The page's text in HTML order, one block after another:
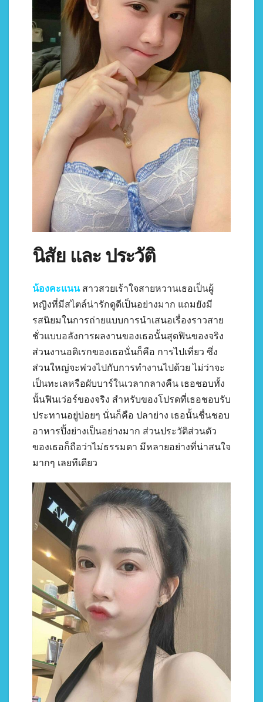
นิสัย และ ประวัติ
น้องคะแนนสาวสวยเร้าใจสายหวานเธอเป็นผู้
หญิงที่มีสไตล์น่ารักดูดีเป็นอย่างมาก แถมยังมี
รสนิยมในการถ่ายแบบการนำเสนอเรื่องราวสาย
ชั่วแบบอลังการผลงานของเธอนั้นสุดฟินของจริง
ส่วนงานอดิเรกของเธอนั่นก็คือ การไปเที่ยว ซึ่ง
ส่วนใหญ่จะพ่วงไปกับการทำงานไปด้วย ไม่ว่าจะ
เป็นทะเลหรือผับบาร์ในเวลากลางคืน เธอชอบทั้ง
นั้นฟินเว่อร์ของจริง สำหรับของโปรดที่เธอชอบรับ
ประทานอยู่บ่อยๆ นั่นก็คือ ปลาย่าง เธอนั้นชื่นชอบ
อาหารปิ้งย่างเป็นอย่างมาก ส่วนประวัติส่วนตัว
ของเธอก็ถือว่าไม่ธรรมดา มีหลายอย่างที่น่าสนใจ
มากๆ เลยทีเดียว